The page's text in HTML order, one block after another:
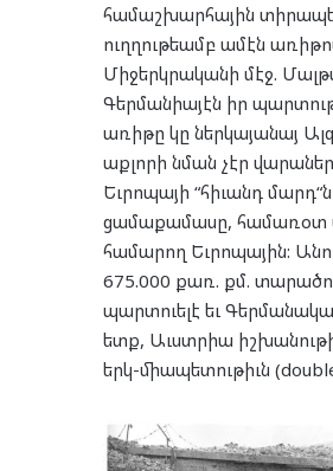
համաշխարհային
ուղղութեամբ ամէն
Միջերկրականի մէջ.
Գերմանիայէն իր
առիթը կը ներկայանայ
աքլորի նման չէր վարաներ
Եւրոպայի “հիւանդ
ցամաքամասը, համառօտ
համարող Եւրոպային:
675.000 քառ. քմ.
պարտուելէ եւ
ետք, Աւստրիա
երկ-միապետութիւն